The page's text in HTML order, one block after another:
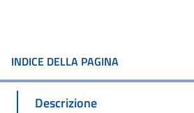
INDICE DELLA PAGINA
Descrizione